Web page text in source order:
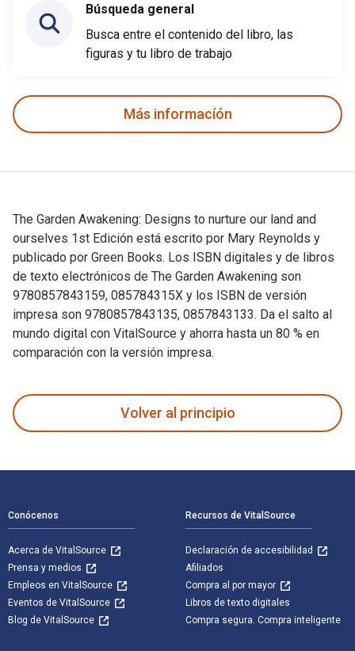
Búsqueda general
Busca entre el contenido del libro, las
figuras y tu libro de trabajo
Más informacíón
The Garden Awakening: Designs to nurture our land and
ourselves 1st Edición está escrito por Mary Reynolds y
publicado por Green Books. Los ISBN digitales y de libros
de texto electrónicos de The Garden Awakening son
9780857843159, 085784315X y los ISBN de versión
impresa son 9780857843135, 0857843133. Da el salto al
mundo digital con VitalSource y ahorra hasta un 80 % en
comparación con la versión impresa.
Volver al principio
Conócenos
Acerca de VitalSource
Prensa y medios
Empleos en VitalSource
Eventos de VitalSource
Blog de VitalSource
Recursos de VitalSource
Declaración de accesibilidad
Afiliados
Compra al por mayor
Libros de texto digitales
Compra segura. Compra inteligente